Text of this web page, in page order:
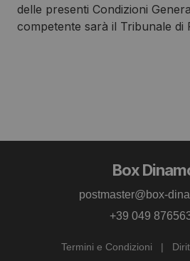
delle presenti Condizioni
competente sarà il Tribunale di
Box
postmaster@box-
+39 049
Termini e Condizioni |